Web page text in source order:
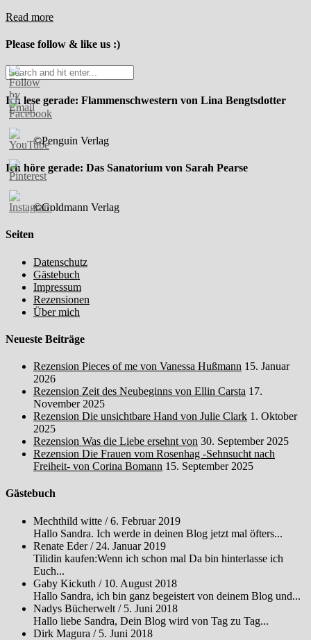
Read more
Please follow & like us :)
Ich lese gerade: Flammenschwestern von Lina Bengtsdotter
©Penguin Verlag
Ich höre gerade: Das Sanatorium von Sarah Pearse
©Goldmann Verlag
Seiten
Datenschutz
Gästebuch
Impressum
Rezensionen
Über mich
Neueste Beiträge
Rezension Pieces of me von Vanessa Hußmann 15. Januar
2026
Rezension Zeit des Neubeginns von Ellin Carsta 17.
November 2025
Rezension Die unsichtbare Hand von Julie Clark 1. Oktober
2025
Rezension Was die Liebe ersehnt von 30. September 2025
Rezension Die Frauen vom Rosenhag -Sehnsucht nach
Freiheit- von Corina Bomann 15. September 2025
Gästebuch
Mechthild witte /6. Februar 2019
Hallo Sandra. Ich werde in deinen Blog jetzt mal öfters...
Renate Eder/ 24. Januar 2019
Tilidin kaufen:Wenn ich schon mal Da bin hinterlasse ich
Euch...
Gaby Kickuth / 10. August 2018
Hallo Sandra, ich bin ganz begeistert von deinem Blog und...
Nadys Bücherwelt / 5. Juni 2018
Hallo liebe Sandra, Dein Blog wird von Tag zu Tag...
Dirk Magura / 5. Juni 2018